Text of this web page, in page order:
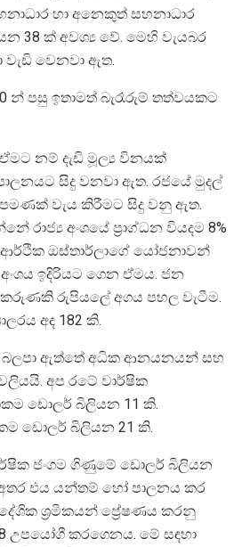
හා අනෙකුත් සහනාධාර
38 ක් අවශ්‍ය වේ. මෙහි වැයබර
වැඩි වෙනවා ඇත.
න් පසු ඉතාමත් බැරෑරුම් තත්වයකට
නම් දැඩි මූල්‍ය විනයක්
සිදු වනවා ඇත. රජයේ මුදල්
පමණක් වැය කිරීමට සිදු වනු ඇත.
රාජ්‍ය අංශයේ ප්‍රාග්ධන වියදම 8%
ආර්ථික ඔස්තාර්ලාගේ යෝජනාවන්
ඉදිරියට ගෙන ඒමය. ජන
රුපියලේ අගය පහල වැටීම.
අද 182 කි.
බලපා ඇත්තේ අධික ආනයනයන් සහ
අප රටේ වාර්ෂික
ඩොලර් බිලියන 11 කි.
ඩොලර් බිලියන 21 කි.
ජංගම ගිණුමේ ඩොලර් බිලියන
එය යන්තම් හෝ පාලනය කර
ශ්‍රමිකයන් ප්‍රේෂණය කරනු
උපයෝගී කරගෙනය. මේ සඳහා